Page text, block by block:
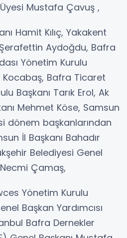
Üyesi Mustafa Çavuş ,
Hamit Kılıç, Yakakent
Aydoğdu, Bafra
Yönetim Kurulu
Kocabaş, Bafra Ticaret
Başkanı Tarık Erol, Ak
Mehmet Köse, Samsun
dönem başkanlarından
İl Başkanı Bahadır
Belediyesi Genel
Necmi Çamaş,
Yönetim Kurulu
Başkan Yardımcısı
Bafra Dernekler